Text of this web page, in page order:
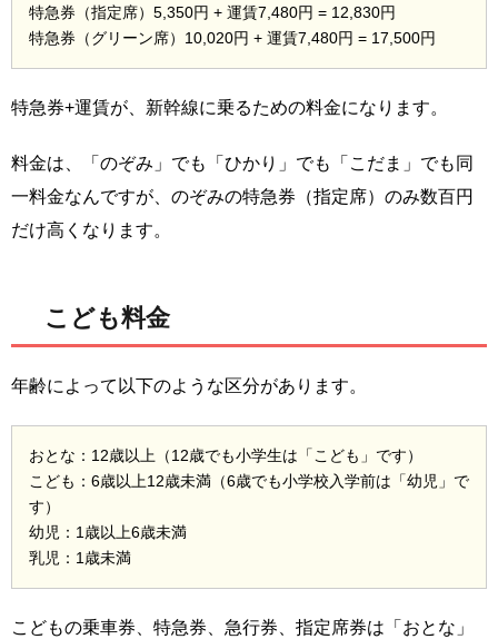
特急券（指定席）5,350円 + 運賃7,480円 = 12,830円
特急券（グリーン席）10,020円 + 運賃7,480円 = 17,500円
特急券+運賃が、新幹線に乗るための料金になります。
料金は、「のぞみ」でも「ひかり」でも「こだま」でも同
一料金なんですが、のぞみの特急券（指定席）のみ数百円
だけ高くなります。
こども料金
年齢によって以下のような区分があります。
おとな：12歳以上（12歳でも小学生は「こども」です）
こども：6歳以上12歳未満（6歳でも小学校入学前は「幼児」で
す）
幼児：1歳以上6歳未満
乳児：1歳未満
こどもの乗車券、特急券、急行券、指定席券は「おとな」